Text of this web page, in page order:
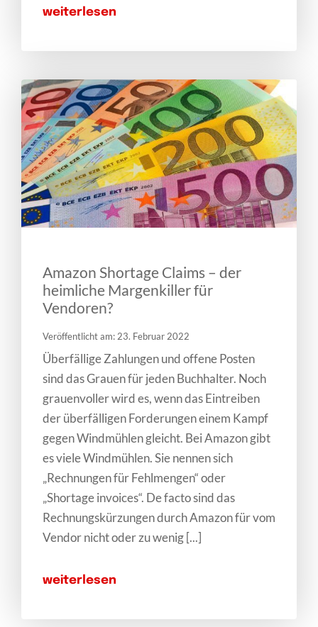
weiterlesen
Amazon Shortage Claims – der
heimliche Margenkiller für
Vendoren?
Veröffentlicht am: 23. Februar 2022
Überfällige Zahlungen und offene Posten
sind das Grauen für jeden Buchhalter. Noch
grauenvoller wird es, wenn das Eintreiben
der überfälligen Forderungen einem Kampf
gegen Windmühlen gleicht. Bei Amazon gibt
es viele Windmühlen. Sie nennen sich
„Rechnungen für Fehlmengen“ oder
„Shortage invoices“. De facto sind das
Rechnungskürzungen durch Amazon für vom
Vendor nicht oder zu wenig [...]
weiterlesen